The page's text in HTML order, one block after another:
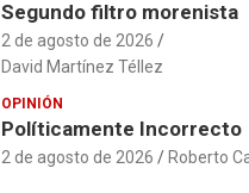
Segundo filtro morenista
2 de agosto de 2026
David Martínez Téllez
OPINIÓN
Políticamente Incorrecto
2 de agosto de 2026 Roberto